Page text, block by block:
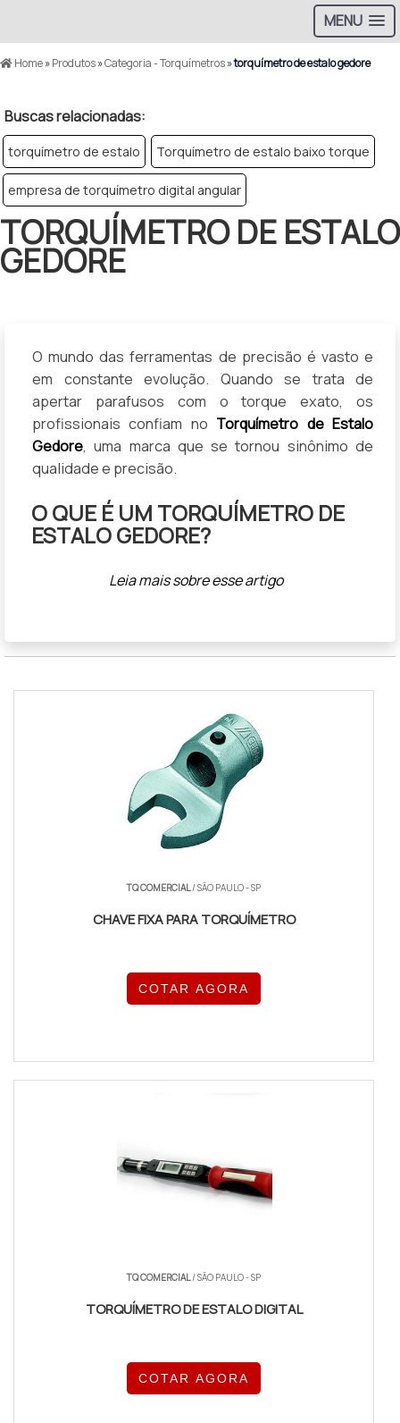
MENU
Home»Produtos»Categoria - Torquímetros»torquímetro de estalo gedore
Buscas relacionadas:
torquímetro de estalo Torquímetro de estalo baixo torque
empresa de torquímetro digital angular
TORQUÍMETRO DE ESTALO
GEDORE
O mundo das ferramentas de precisão é vasto e
em constante evolução. Quando se trata de
apertar parafusos com o torque exato, os
profissionais confiam no Torquímetro de Estalo
Gedore, uma marca que se tornou sinônimo de
qualidade e precisão.
O QUE É UM TORQUÍMETRO DE
ESTALO GEDORE?
TQ COMERCIAL/ SÃO PAULO - SP
CHAVE FIXA PARA TORQUÍMETRO
COTAR AGORA
TQ COMERCIAL/ SÃO PAULO - SP
TORQUÍMETRO DE ESTALO DIGITAL
COTAR AGORA